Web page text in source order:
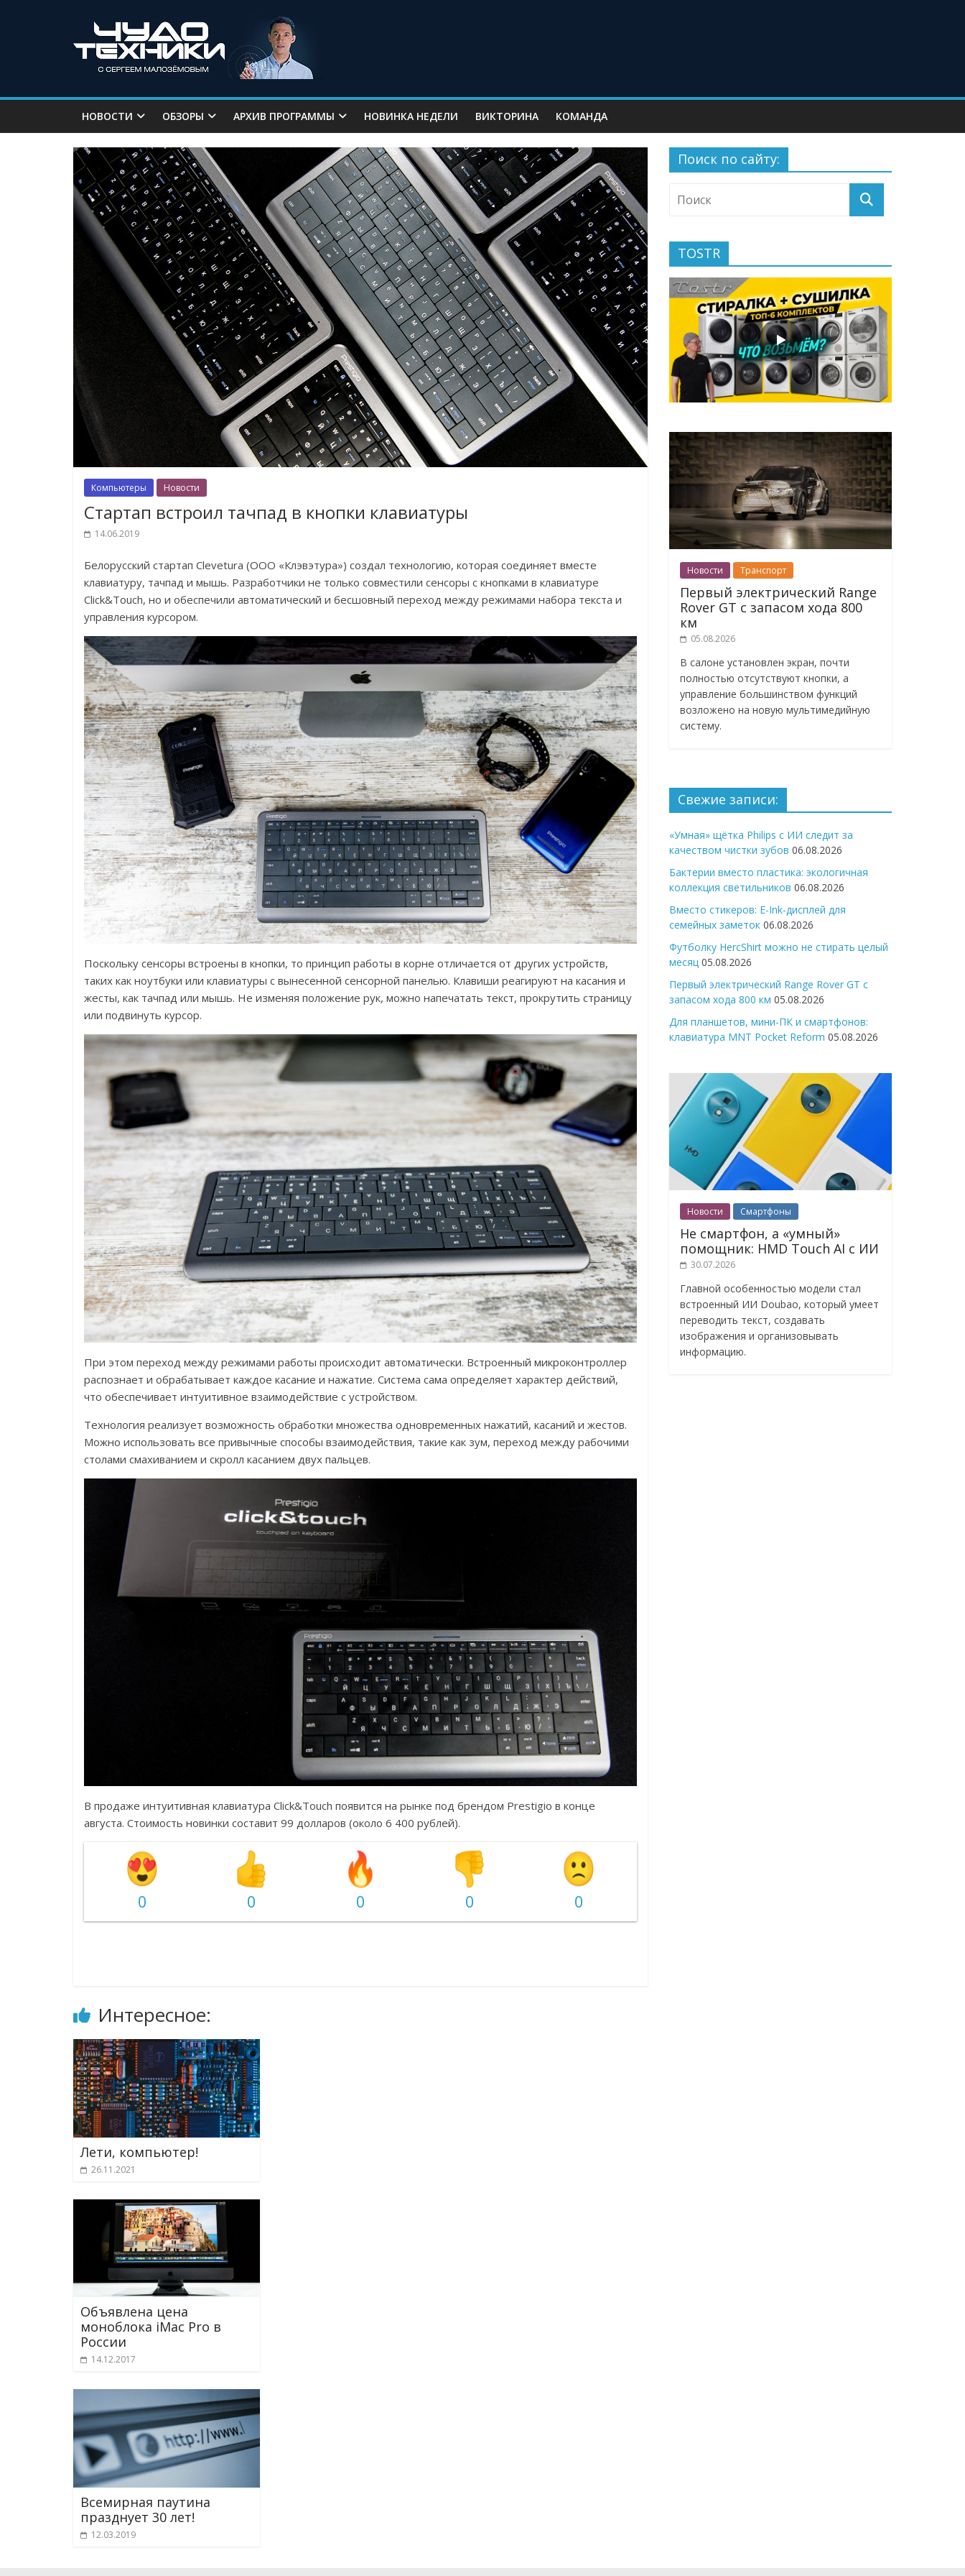
НОВОСТИ ОБЗОРЫ АРХИВ ПРОГРАММЫ НОВИНКА НЕДЕЛИ ВИКТОРИНА КОМАНДА
Компьютеры Новости
Стартап встроил тачпад в кнопки клавиатуры
14.06.2019
Белорусский стартап Clevetura (ООО «Клэвэтура») создал технологию, которая соединяет вместе
клавиатуру, тачпад и мышь. Разработчики не только совместили сенсоры с кнопками в клавиатуре
Click&Touch, но и обеспечили автоматический и бесшовный переход между режимами набора текста и
управления курсором.
Поскольку сенсоры встроены в кнопки, то принцип работы в корне отличается от других устройств,
таких как ноутбуки или клавиатуры с вынесенной сенсорной панелью. Клавиши реагируют на касания и
жесты, как тачпад или мышь. Не изменяя положение рук, можно напечатать текст, прокрутить страницу
или подвинуть курсор.
При этом переход между режимами работы происходит автоматически. Встроенный микроконтроллер
распознает и обрабатывает каждое касание и нажатие. Система сама определяет характер действий,
что обеспечивает интуитивное взаимодействие с устройством.
Технология реализует возможность обработки множества одновременных нажатий, касаний и жестов.
Можно использовать все привычные способы взаимодействия, такие как зум, переход между рабочими
столами смахиванием и скролл касанием двух пальцев.
В продаже интуитивная клавиатура Click&Touch появится на рынке под брендом Prestigio в конце
августа. Стоимость новинки составит 99 долларов (около 6 400 рублей).
0 0 0 0 0
Интересное:
Лети, компьютер!
26.11.2021
Объявлена цена
моноблока iMac Pro в
России
14.12.2017
Всемирная паутина
празднует 30 лет!
12.03.2019
Поиск по сайту:
TOSTR
Новости Транспорт
Первый электрический Range
Rover GT с запасом хода 800
км
05.08.2026
В салоне установлен экран, почти
полностью отсутствуют кнопки, а
управление большинством функций
возложено на новую мультимедийную
систему.
Свежие записи:
«Умная» щётка Philips с ИИ следит за
качеством чистки зубов 06.08.2026
Бактерии вместо пластика: экологичная
коллекция светильников 06.08.2026
Вместо стикеров: E-Ink-дисплей для
семейных заметок 06.08.2026
Футболку HercShirt можно не стирать целый
месяц 05.08.2026
Первый электрический Range Rover GT с
запасом хода 800 км 05.08.2026
Для планшетов, мини-ПК и смартфонов:
клавиатура MNT Pocket Reform 05.08.2026
Новости Смартфоны
Не смартфон, а «умный»
помощник: HMD Touch AI с ИИ
30.07.2026
Главной особенностью модели стал
встроенный ИИ Doubao, который умеет
переводить текст, создавать
изображения и организовывать
информацию.